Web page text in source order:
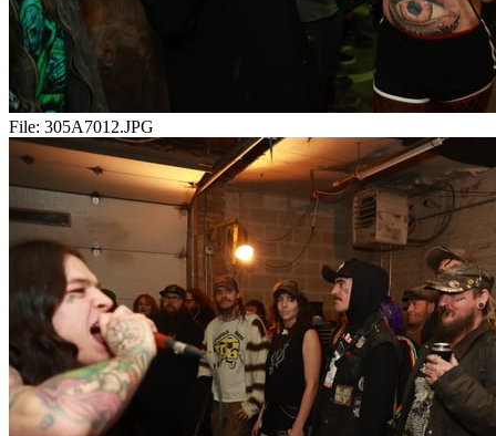
File: 305A7012.JPG